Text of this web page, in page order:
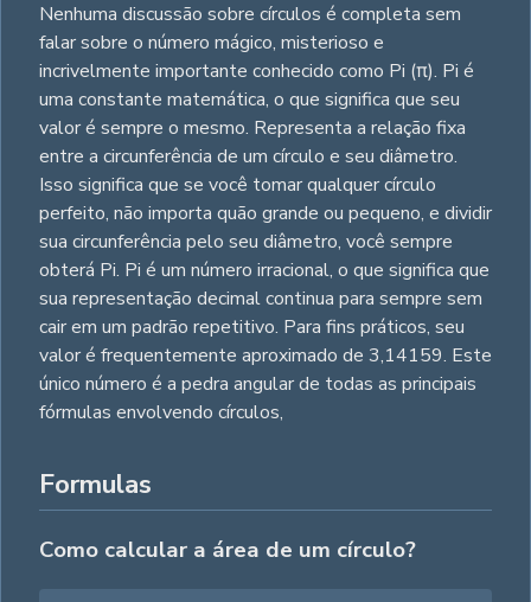
Nenhuma discussão sobre círculos é completa sem
falar sobre o número mágico, misterioso e
incrivelmente importante conhecido como Pi (π). Pi é
uma constante matemática, o que significa que seu
valor é sempre o mesmo. Representa a relação fixa
entre a circunferência de um círculo e seu diâmetro.
Isso significa que se você tomar qualquer círculo
perfeito, não importa quão grande ou pequeno, e dividir
sua circunferência pelo seu diâmetro, você sempre
obterá Pi. Pi é um número irracional, o que significa que
sua representação decimal continua para sempre sem
cair em um padrão repetitivo. Para fins práticos, seu
valor é frequentemente aproximado de 3,14159. Este
único número é a pedra angular de todas as principais
fórmulas envolvendo círculos,
Formulas
Como calcular a área de um círculo?